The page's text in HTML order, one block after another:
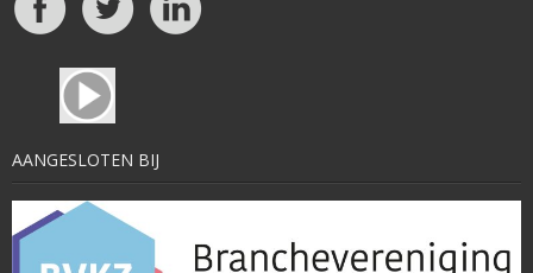
AANGESLOTEN BIJ